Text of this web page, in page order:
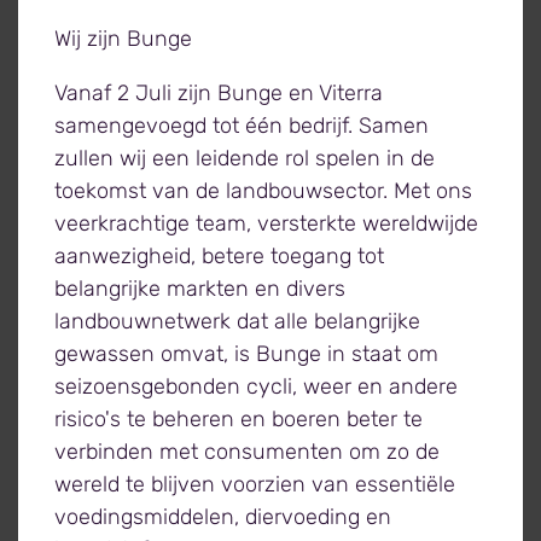
met duidelijk minder uitstoot van CO2.
Biodiesel
viterra-botlek-tankpark-topview.jpg
Wij zijn Bunge
Vanaf 2 Juli zijn Bunge en Viterra
samengevoegd tot één bedrijf. Samen
zullen wij een leidende rol spelen in de
toekomst van de landbouwsector. Met ons
veerkrachtige team, versterkte wereldwijde
aanwezigheid, betere toegang tot
belangrijke markten en divers
landbouwnetwerk dat alle belangrijke
gewassen omvat, is Bunge in staat om
seizoensgebonden cycli, weer en andere
risico's te beheren en boeren beter te
verbinden met consumenten om zo de
wereld te blijven voorzien van essentiële
voedingsmiddelen, diervoeding en